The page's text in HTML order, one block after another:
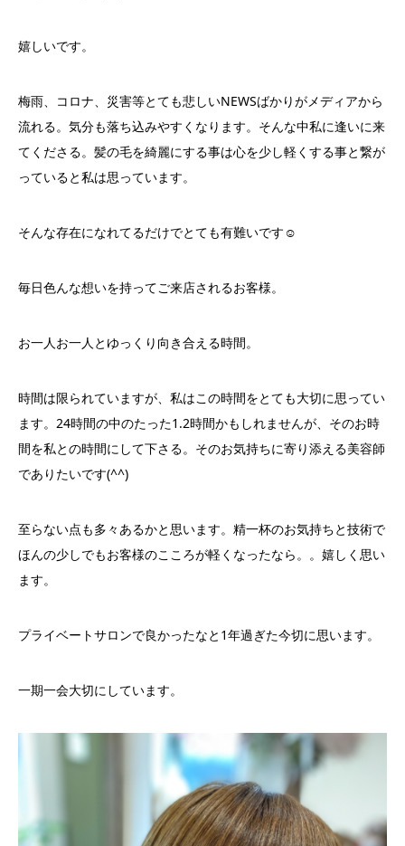
嬉しいです。
梅雨、コロナ、災害等とても悲しいNEWSばかりがメディアから
流れる。気分も落ち込みやすくなります。そんな中私に逢いに来
てくださる。髪の毛を綺麗にする事は心を少し軽くする事と繋が
っていると私は思っています。
そんな存在になれてるだけでとても有難いです☺︎
毎日色んな想いを持ってご来店されるお客様。
お一人お一人とゆっくり向き合える時間。
時間は限られていますが、私はこの時間をとても大切に思ってい
ます。24時間の中のたった1.2時間かもしれませんが、そのお時
間を私との時間にして下さる。そのお気持ちに寄り添える美容師
でありたいです(^^)
至らない点も多々あるかと思います。精一杯のお気持ちと技術で
ほんの少しでもお客様のこころが軽くなったなら。。嬉しく思い
ます。
プライベートサロンで良かったなと1年過ぎた今切に思います。
一期一会大切にしています。